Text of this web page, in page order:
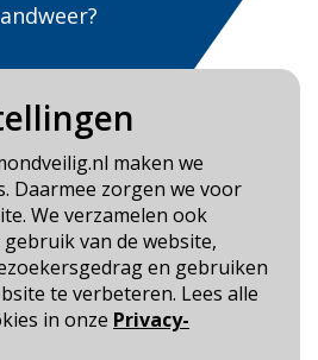
maken we
Daarmee zorgen we voor
We verzamelen ook
van de website,
en gebruiken
te verbeteren. Lees alle
in onze Privacy-